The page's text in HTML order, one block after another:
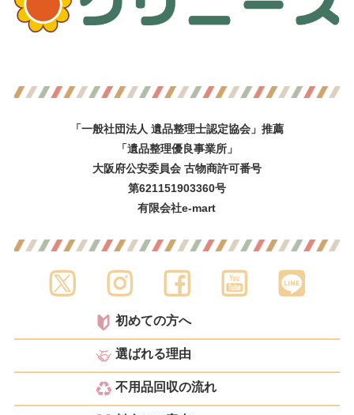
「一般社団法人 遺品整理士認定協会」推薦
「遺品整理優良事業所」
大阪府公安委員会 古物商許可番号
第621151903360号
有限会社e-mart
初めての方へ
選ばれる理由
不用品回収の流れ